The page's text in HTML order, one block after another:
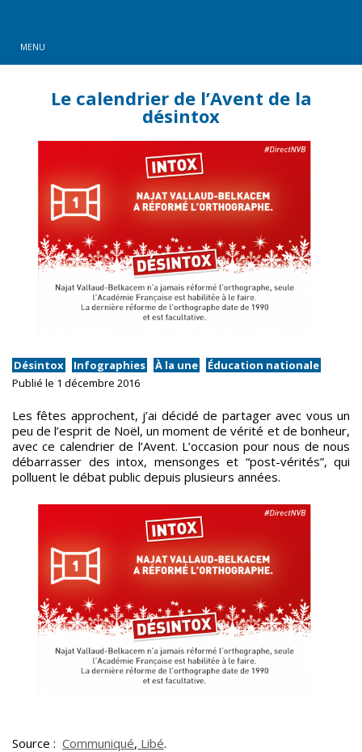
MENU
Le calendrier de l’Avent de la
désintox
Désintox Infographies À la une
Éducation nationale
Publié le 1 décembre 2016
Les fêtes approchent, j’ai décidé de partager avec vous un
peu de l’esprit de Noël, un moment de vérité et de bonheur,
avec ce calendrier de l’Avent. L’occasion pour nous de nous
débarrasser des intox, mensonges et “post-vérités”, qui
polluent le débat public depuis plusieurs années.
Source : Communiqué, Libé.